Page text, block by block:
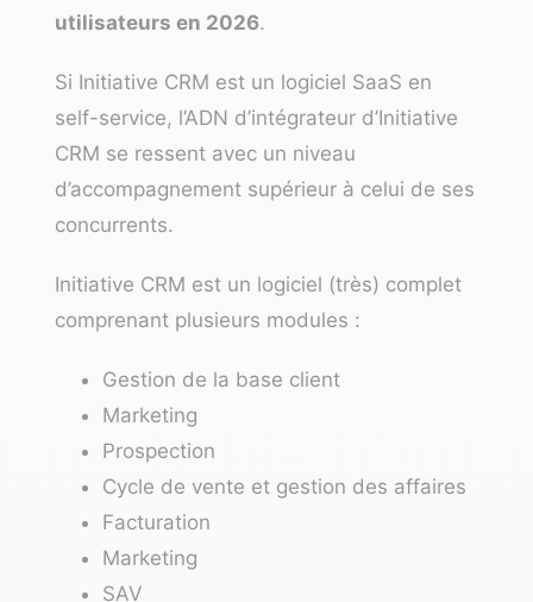
utilisateurs en 2026.
Si Initiative CRM est un logiciel SaaS en
self-service, l’ADN d’intégrateur d’Initiative
CRM se ressent avec un niveau
d’accompagnement supérieur à celui de ses
concurrents.
Initiative CRM est un logiciel (très) complet
comprenant plusieurs modules :
Gestion de la base client
Marketing
Prospection
Cycle de vente et gestion des affaires
Facturation
Marketing
SAV